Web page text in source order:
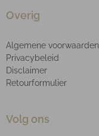
Overig
Algemene voorwaarden
Privacybeleid
Disclaimer
Retourformulier
Volg ons